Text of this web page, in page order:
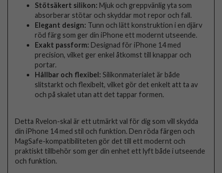
Stötsäkert silikon: Mjuk och greppvänlig yta som
absorberar stötar och skyddar mot repor och fall.
Elegant design: Tunn och lätt konstruktion i en djärv
röd färg som ger din iPhone ett modernt utseende.
Exakt passform: Designad för iPhone 14 med
precision, vilket ger enkel åtkomst till knappar och
portar.
Hållbar och flexibel: Silikonmaterialet är både
slitstarkt och flexibelt, vilket gör det enkelt att ta av
och på skalet utan att det tappar formen.
Detta Rvelon-skal är ett utmärkt val för dig som vill skydda
din iPhone 14 med stil och funktion. Den röda färgen och
MagSafe-kompatibiliteten gör det till ett modernt och
praktiskt tillbehör som ger din enhet ett lyft både i utseende
och funktion.